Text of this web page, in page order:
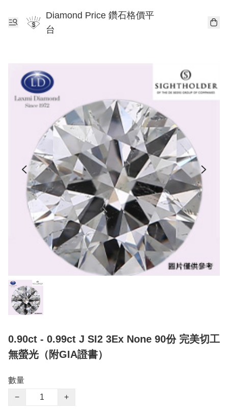
Diamond Price 鑽石格價平
台
0.90ct - 0.99ct J SI2 3Ex None 90份 完美切工
無螢光（附GIA證書）
數量
−
+